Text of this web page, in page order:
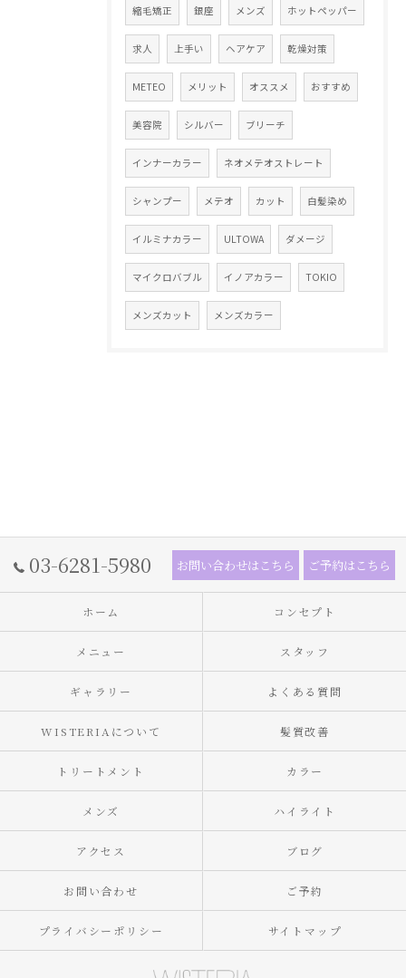
縮毛矯正 銀座 メンズ ホットペッパー
求人 上手い ヘアケア 乾燥対策
METEO メリット オススメ おすすめ
美容院 シルバー ブリーチ
インナーカラー ネオメテオストレート
シャンプー メテオ カット 白髪染め
イルミナカラー ULTOWA ダメージ
マイクロバブル イノアカラー TOKIO
メンズカット メンズカラー
03-6281-5980 お問い合わせはこちら ご予約はこちら
ホーム コンセプト
メニュー スタッフ
ギャラリー よくある質問
WISTERIAについて 髪質改善
トリートメント カラー
メンズ ハイライト
アクセス ブログ
お問い合わせ ご予約
プライバシーポリシー サイトマップ